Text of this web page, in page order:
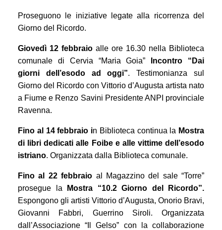
Proseguono le iniziative legate alla ricorrenza del
Giorno del Ricordo.
Giovedì 12 febbraio alle ore 16.30 nella Biblioteca
comunale di Cervia “Maria Goia”
Incontro “Dai
giorni dell’esodo ad oggi”. Testimonianza sul
Giorno del Ricordo con Vittorio d’Augusta artista nato
a Fiume e Renzo Savini Presidente ANPI provinciale
Ravenna.
Fino al 14 febbraio in Biblioteca continua la Mostra
di libri dedicati alle Foibe e alle vittime dell’esodo
istriano. Organizzata dalla Biblioteca comunale.
Fino al 22 febbraio al Magazzino del sale “Torre”
prosegue la
Mostra “10.2 Giorno del Ricordo”.
Espongono gli artisti Vittorio d’Augusta, Onorio Bravi,
Giovanni Fabbri, Guerrino Siroli. Organizzata
dall’Associazione “Il Gelso” con la collaborazione